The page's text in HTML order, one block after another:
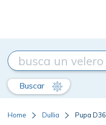
Buscar
Home Dullia Pupa D36